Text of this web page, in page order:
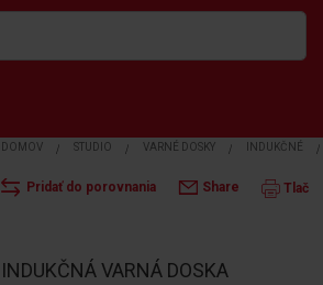
DOMOV STUDIO VARNÉ DOSKY INDUKČNÉ
Pridať do porovnania Share Tlač
INDUKČNÁ VARNÁ DOSKA